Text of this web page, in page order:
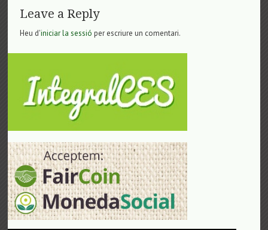
Leave a Reply
Heu d'iniciar la sessió per escriure un comentari.